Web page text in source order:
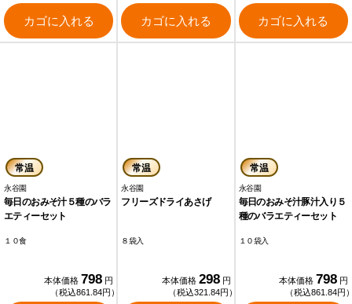
カゴに入れる カゴに入れる カゴに入れる
常温
永谷園
毎日のおみそ汁５種のバラ
エティーセット
１０食
本体価格 798 円
（税込861.84円）
常温
永谷園
フリーズドライあさげ
８袋入
本体価格 298 円
（税込321.84円）
常温
永谷園
毎日のおみそ汁豚汁入り５
種のバラエティーセット
１０袋入
本体価格 798 円
（税込861.84円